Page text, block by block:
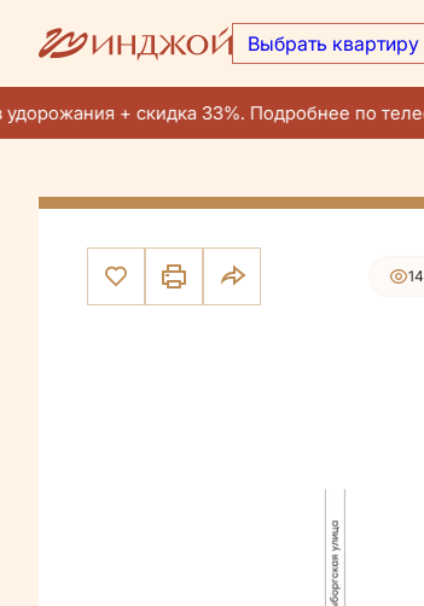
Выбрать квартиру
+ скидка 33%. Подробнее по
3-комнатная66.9 м2
30 085 006